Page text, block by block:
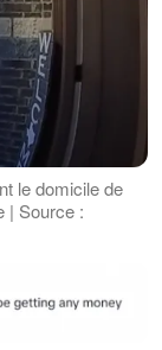
le domicile de
| Source :